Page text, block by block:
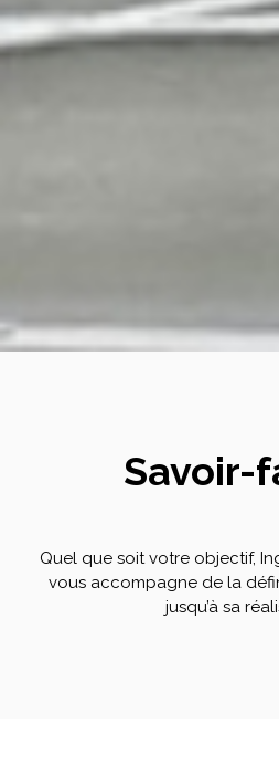
Savoir-
Quel que soit votre objectif,
vous accompagne de la
jusqu’à sa